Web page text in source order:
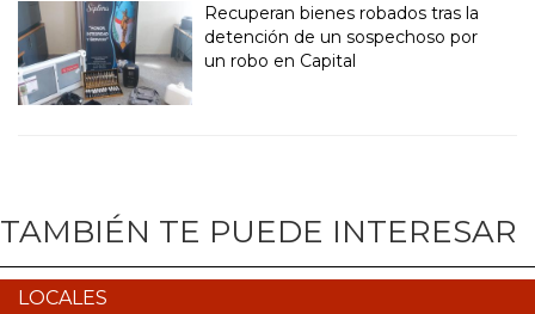
Recuperan bienes robados tras la
detención de un sospechoso por
un robo en Capital
TAMBIÉN TE PUEDE INTERESAR
LOCALES